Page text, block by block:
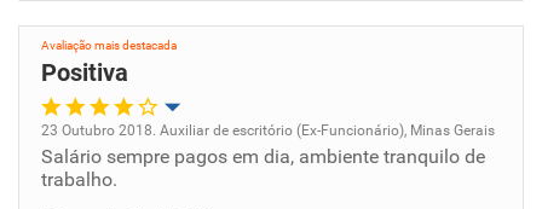
Avaliação mais destacada
Positiva
Oportunidade de promoção
23 Outubro 2018. Auxiliar de escritório (Ex-Funcionário), Minas Gerais
Salário sempre pagos em dia, ambiente tranquilo de
trabalho.